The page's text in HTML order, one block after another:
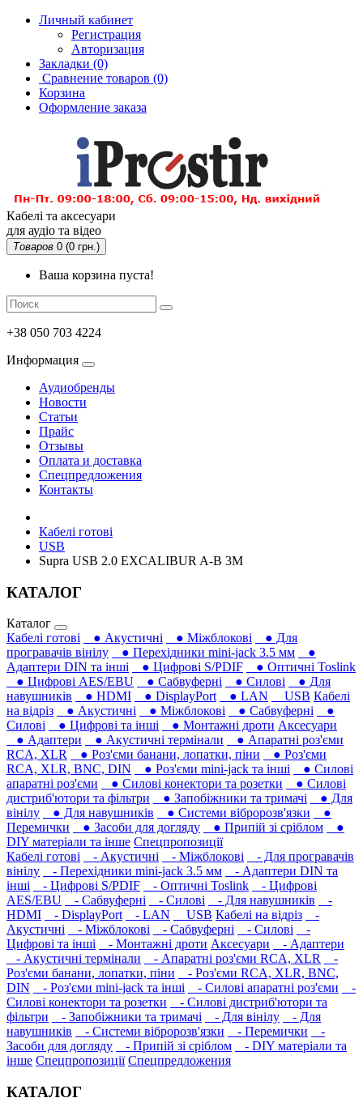
Личный кабинет
Регистрация
Авторизация
Закладки (0)
Сравнение товаров (0)
Корзина
Оформление заказа
Кабелі та аксесуари
для аудіо та відео
Товаров 0 (0 грн.)
Ваша корзина пуста!
+38 050 703 4224
Информация
Аудиобренды
Новости
Статьи
Прайс
Отзывы
Оплата и доставка
Спецпредложения
Контакты
Кабелі готові
USB
Supra USB 2.0 EXCALIBUR A-B 3M
КАТАЛОГ
Каталог
Кабелі готові
● Акустичні ● Міжблокові
● Для
програвачів вінілу
● Перехідники mini-jack 3.5 мм
●
Адаптери DIN та інші
● Цифрові S/PDIF
● Оптичні Toslink
● Цифрові AES/EBU
● Сабвуферні ● Силові
● Для
навушників‎
● HDMI ● DisplayPort ● LAN USB Кабелі
на відріз
● Акустичні ● Міжблокові ● Сабвуферні
●
Силові
● Цифрові та інші ● Монтажні дроти Аксесуари
● Адаптери
● Акустичні термінали
● Апаратні роз'єми
RCA, XLR
● Роз'єми банани, лопатки, піни
● Роз'єми
RCA, XLR, BNC, DIN
● Роз'єми mini-jack та інші
● Силові
апаратні роз'єми
● Силові конектори та розетки
● Силові
дистриб'ютори та фільтри
● Запобіжники та тримачі
● Для
вінілу
● Для навушників‎ ● Системи вібророзв'язки
●
Перемички
● Засоби для догляду ● Припій зі сріблом
●
DIY матеріали та інше Спецпропозиції
Кабелі готові
- Акустичні - Міжблокові
- Для програвачів
вінілу
- Перехідники mini-jack 3.5 мм
- Адаптери DIN та
інші
- Цифрові S/PDIF - Оптичні Toslink
- Цифрові
AES/EBU
- Сабвуферні - Силові - Для навушників‎
-
HDMI
- DisplayPort - LAN USB Кабелі на відріз
-
Акустичні
- Міжблокові - Сабвуферні - Силові
-
Цифрові та інші
- Монтажні дроти Аксесуари
- Адаптери
- Акустичні термінали
- Апаратні роз'єми RCA, XLR
-
Роз'єми банани, лопатки, піни
- Роз'єми RCA, XLR, BNC,
DIN
- Роз'єми mini-jack та інші - Силові апаратні роз'єми
-
Силові конектори та розетки
- Силові дистриб'ютори та
фільтри
- Запобіжники та тримачі - Для вінілу
- Для
навушників‎
- Системи вібророзв'язки - Перемички
-
Засоби для догляду
- Припій зі сріблом
- DIY матеріали та
інше Спецпропозиції Спецпредложения
КАТАЛОГ